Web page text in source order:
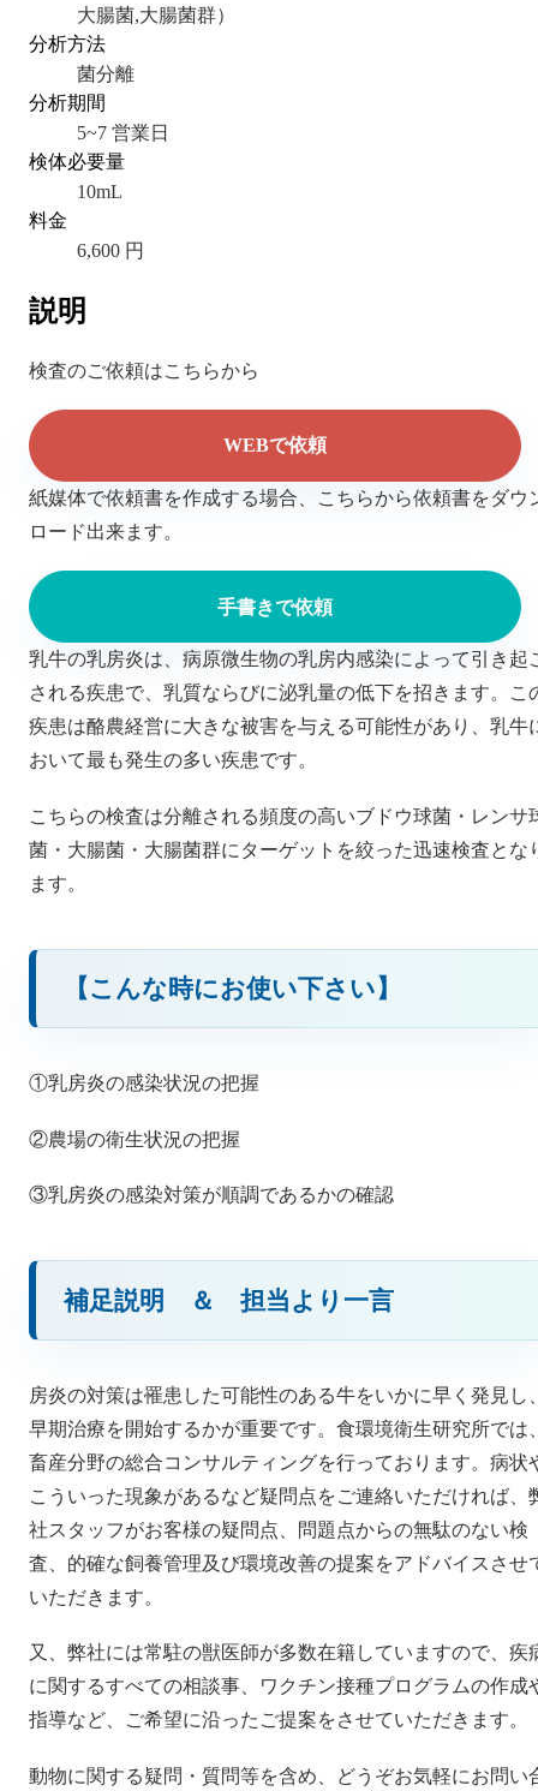
大腸菌,大腸菌群）
分析方法
菌分離
分析期間
5~7 営業日
検体必要量
10mL
料金
6,600 円
説明
検査のご依頼はこちらから
WEBで依頼
紙媒体で依頼書を作成する場合、こちらから依頼書をダウ
ロード出来ます。
手書きで依頼
乳牛の乳房炎は、病原微生物の乳房内感染によって引き起
される疾患で、乳質ならびに泌乳量の低下を招きます。こ
疾患は酪農経営に大きな被害を与える可能性があり、乳牛
おいて最も発生の多い疾患です。
こちらの検査は分離される頻度の高いブドウ球菌・レンサ
菌・大腸菌・大腸菌群にターゲットを絞った迅速検査とな
ます。
【こんな時にお使い下さい】
①乳房炎の感染状況の把握
②農場の衛生状況の把握
③乳房炎の感染対策が順調であるかの確認
補足説明 ＆ 担当より一言
房炎の対策は罹患した可能性のある牛をいかに早く発見し
早期治療を開始するかが重要です。食環境衛生研究所では
畜産分野の総合コンサルティングを行っております。病状
こういった現象があるなど疑問点をご連絡いただければ、
社スタッフがお客様の疑問点、問題点からの無駄のない検
査、的確な飼養管理及び環境改善の提案をアドバイスさせ
いただきます。
又、弊社には常駐の獣医師が多数在籍していますので、疾
に関するすべての相談事、ワクチン接種プログラムの作成
指導など、ご希望に沿ったご提案をさせていただきます。
動物に関する疑問・質問等を含め、どうぞお気軽にお問い